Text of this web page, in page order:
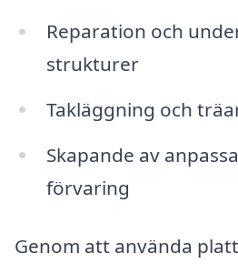
Reparation och
strukturer
Takläggning och
Skapande av
förvaring
Genom att använda